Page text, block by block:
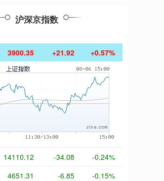
沪深京指数
3900.35 +21.92 +0.57%
14110.12 -34.08 -0.24%
4651.31 -6.85 -0.15%